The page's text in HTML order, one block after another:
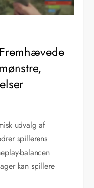
udvalg af
spillerens
balancen
kan spillere